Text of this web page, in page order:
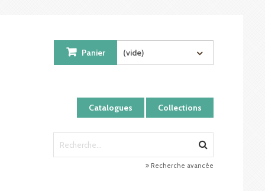
Catalogues Collections
Panier (vide)
Recherche avancée